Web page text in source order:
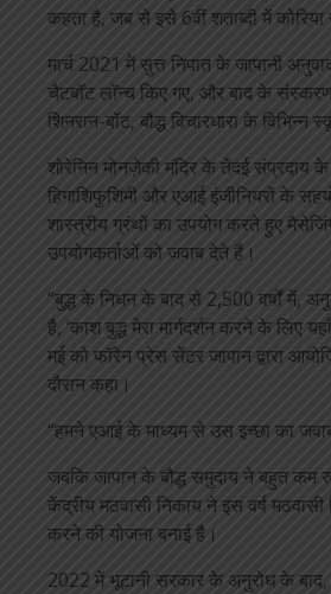
कहता है, जब से इसे 6वीं शताब्दी में कोरिया
मार्च 2021 में सुत्त निपात के जापानी
चैटबॉट लॉन्च किए गए, और बाद के
शिनरान-बॉट, बौद्ध विचारधारा के विभिन्न
शोरेनिन मोनज़ेकी मंदिर के तेंदई संप्रदाय के
हिगाशिफुशिमी और एआई इंजीनियरों के
शास्त्रीय ग्रंथों का उपयोग करते हुए
उपयोगकर्ताओं को जवाब देते हैं।
“बुद्ध के निधन के बाद से 2,500 वर्षों में,
है, ‘काश बुद्ध मेरा मार्गदर्शन करने के लिए
मई को फॉरेन प्रेस सेंटर जापान द्वारा
दौरान कहा।
“हमने एआई के माध्यम से उस इच्छा का
जबकि जापान के बौद्ध समुदाय ने बहुत कम
केंद्रीय मठवासी निकाय ने इस वर्ष मठवासी
करने की योजना बनाई है।
2022 में भूटानी सरकार के अनुरोध के